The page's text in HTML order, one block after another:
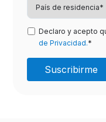
Declaro y acepto
de Privacidad.*